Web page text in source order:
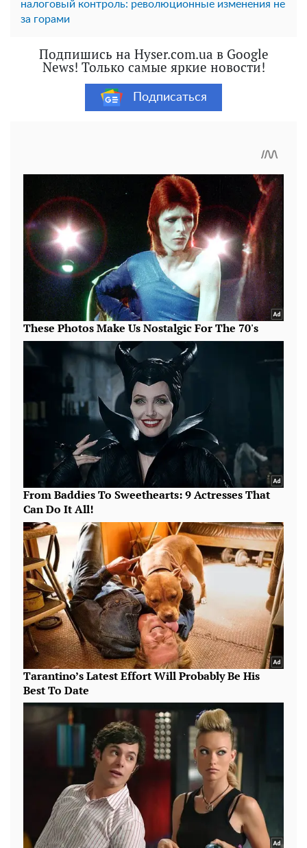
налоговый контроль: революционные изменения не
за горами
Подпишись на Hyser.com.ua в Google
News! Только самые яркие новости!
Подписаться